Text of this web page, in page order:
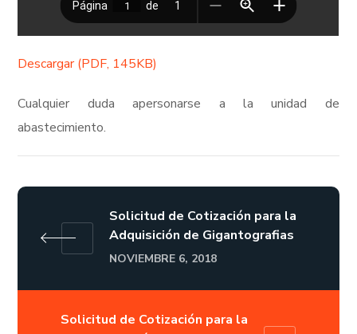
Descargar (PDF, 145KB)
Cualquier duda apersonarse a la unidad de
abastecimiento.
Solicitud de Cotización para la
Adquisición de Gigantografias
NOVIEMBRE 6, 2018
Solicitud de Cotización para la